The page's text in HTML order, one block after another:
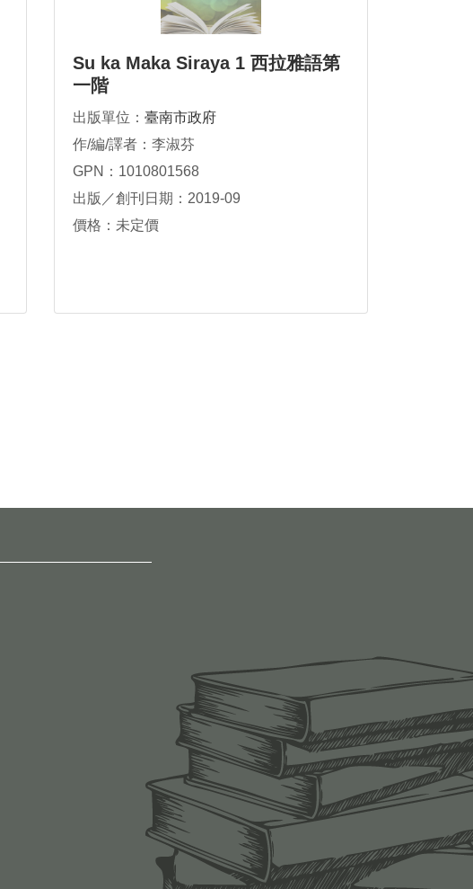
Su ka Maka Siraya 1 西拉雅語第
一階
出版單位： 臺南市政府
作/編/譯者：李淑芬
GPN：1010801568
出版／創刊日期：2019-09
價格：未定價